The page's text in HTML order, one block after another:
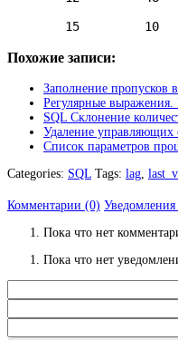
15         10
Похожие записи:
Заполнение пропусков
Регулярные
SQL Склонение
Удаление управляющих
Список параметров
Categories: SQL Tags: lag,
Комментарии (0) Уведомления
Пока что нет
Пока что нет